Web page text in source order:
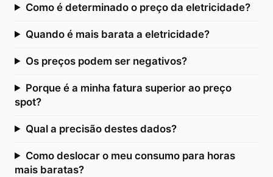
Como é determinado o preço da eletricidade?
Quando é mais barata a eletricidade?
Os preços podem ser negativos?
Porque é a minha fatura superior ao preço
spot?
Qual a precisão destes dados?
Como deslocar o meu consumo para horas
mais baratas?